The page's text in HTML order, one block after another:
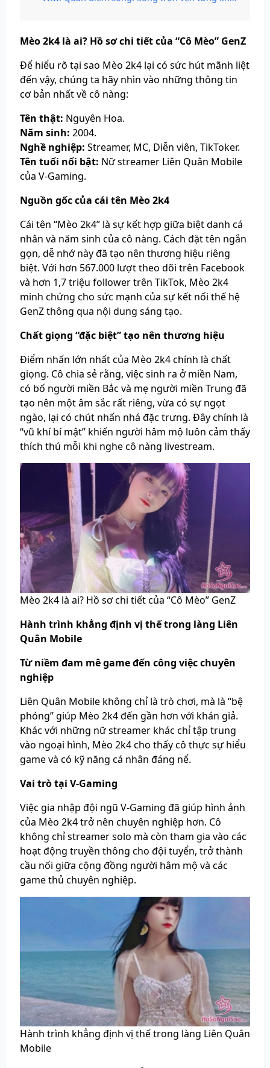
Mèo 2k4 là ai? Hồ sơ chi tiết của “Cô Mèo” GenZ
Để hiểu rõ tại sao Mèo 2k4 lại có sức hút mãnh liệt
đến vậy, chúng ta hãy nhìn vào những thông tin
cơ bản nhất về cô nàng:
Tên thật: Nguyên Hoa.
Năm sinh: 2004.
Nghề nghiệp: Streamer, MC, Diễn viên, TikToker.
Tên tuổi nổi bật: Nữ streamer Liên Quân Mobile
của V-Gaming.
Nguồn gốc của cái tên Mèo 2k4
Cái tên “Mèo 2k4” là sự kết hợp giữa biệt danh cá
nhân và năm sinh của cô nàng. Cách đặt tên ngắn
gọn, dễ nhớ này đã tạo nên thương hiệu riêng
biệt. Với hơn 567.000 lượt theo dõi trên Facebook
và hơn 1,7 triệu follower trên TikTok, Mèo 2k4
minh chứng cho sức mạnh của sự kết nối thế hệ
GenZ thông qua nội dung sáng tạo.
Chất giọng “đặc biệt” tạo nên thương hiệu
Điểm nhấn lớn nhất của Mèo 2k4 chính là chất
giọng. Cô chia sẻ rằng, việc sinh ra ở miền Nam,
có bố người miền Bắc và mẹ người miền Trung đã
tạo nên một âm sắc rất riêng, vừa có sự ngọt
ngào, lại có chút nhấn nhá đặc trưng. Đây chính là
“vũ khí bí mật” khiến người hâm mộ luôn cảm thấy
thích thú mỗi khi nghe cô nàng livestream.
Mèo 2k4 là ai? Hồ sơ chi tiết của “Cô Mèo” GenZ
Hành trình khẳng định vị thế trong làng Liên
Quân Mobile
Từ niềm đam mê game đến công việc chuyên
nghiệp
Liên Quân Mobile không chỉ là trò chơi, mà là “bệ
phóng” giúp Mèo 2k4 đến gần hơn với khán giả.
Khác với những nữ streamer khác chỉ tập trung
vào ngoại hình, Mèo 2k4 cho thấy cô thực sự hiểu
game và có kỹ năng cá nhân đáng nể.
Vai trò tại V-Gaming
Việc gia nhập đội ngũ V-Gaming đã giúp hình ảnh
của Mèo 2k4 trở nên chuyên nghiệp hơn. Cô
không chỉ streamer solo mà còn tham gia vào các
hoạt động truyền thông cho đội tuyển, trở thành
cầu nối giữa cộng đồng người hâm mộ và các
game thủ chuyên nghiệp.
Hành trình khẳng định vị thế trong làng Liên Quân
Mobile